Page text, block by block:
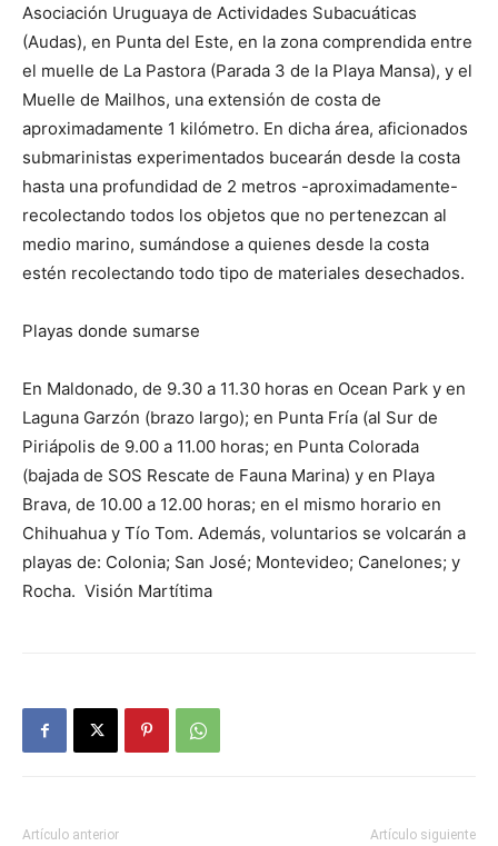
Asociación Uruguaya de Actividades Subacuáticas
(Audas), en Punta del Este, en la zona comprendida entre
el muelle de La Pastora (Parada 3 de la Playa Mansa), y el
Muelle de Mailhos, una extensión de costa de
aproximadamente 1 kilómetro. En dicha área, aficionados
submarinistas experimentados bucearán desde la costa
hasta una profundidad de 2 metros -aproximadamente-
recolectando todos los objetos que no pertenezcan al
medio marino, sumándose a quienes desde la costa
estén recolectando todo tipo de materiales desechados.
Playas donde sumarse
En Maldonado, de 9.30 a 11.30 horas en Ocean Park y en
Laguna Garzón (brazo largo); en Punta Fría (al Sur de
Piriápolis de 9.00 a 11.00 horas; en Punta Colorada
(bajada de SOS Rescate de Fauna Marina) y en Playa
Brava, de 10.00 a 12.00 horas; en el mismo horario en
Chihuahua y Tío Tom. Además, voluntarios se volcarán a
playas de: Colonia; San José; Montevideo; Canelones; y
Rocha. Visión Martítima
Artículo anterior Artículo siguiente